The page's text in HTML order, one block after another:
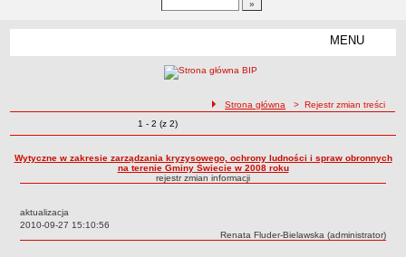
MENU
ZADANIA PUBLICZNE
STATUT GMINY
STRATEGIE I PROGRAMY WIELOLETNIE
ZWIĄZKI I STOWARZYSZENIA
ścieżka nawigacji
Strona główna > Rejestr zmian treści
Zmiany o pozycjach
1 - 2 (z 2)
Wytyczne w zakresie zarządzania kryzysowego, ochrony ludności i spraw obronnych
na terenie Gminy Świecie w 2008 roku
rejestr zmian informacji
aktualizacja
Data:
2010-09-27 15:10:56
Autor:
Renata Fluder-Bielawska (administrator)